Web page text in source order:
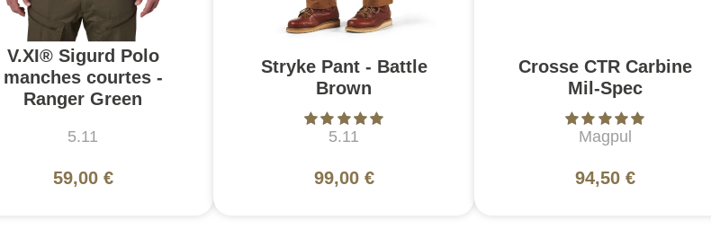
V.XI® Sigurd Polo
manches courtes -
Ranger Green
5.11
59,00 €
Stryke Pant - Battle
Brown
5.11
99,00 €
Crosse CTR Carbine
Mil-Spec
Magpul
94,50 €